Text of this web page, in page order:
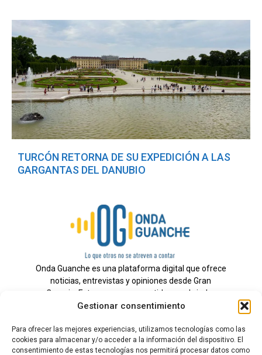
Gestionar consentimiento
Para ofrecer las mejores experiencias, utilizamos tecnologías como las
cookies para almacenar y/o acceder a la información del dispositivo. El
consentimiento de estas tecnologías nos permitirá procesar datos como
TURCÓN RETORNA DE SU EXPEDICIÓN A LAS
GARGANTAS DEL DANUBIO
Onda Guanche es una plataforma digital que ofrece
noticias, entrevistas y opiniones desde Gran
Canaria. Estamos comprometidos con brindar
información veraz y un periodismo independiente a